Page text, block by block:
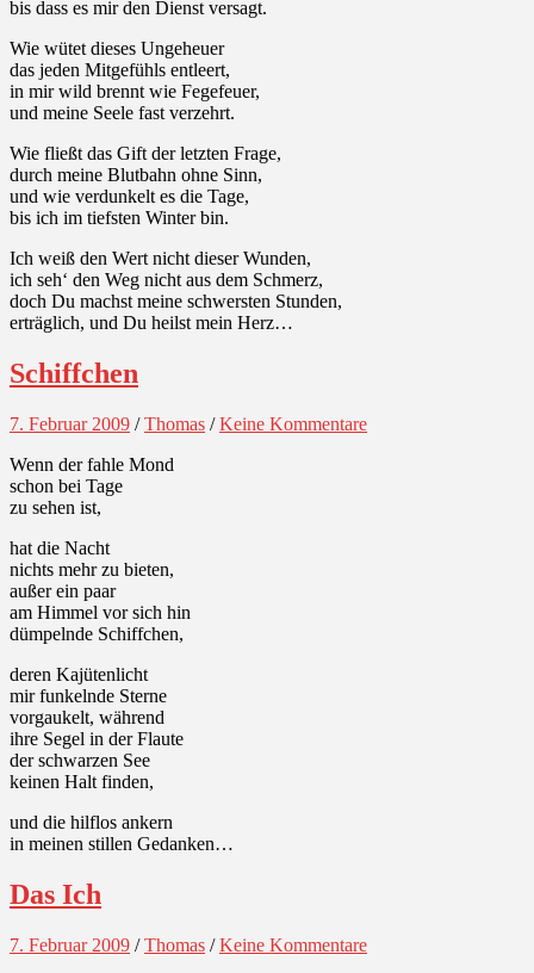
bis dass es mir den Dienst versagt.
Wie wütet dieses Ungeheuer
das jeden Mitgefühls entleert,
in mir wild brennt wie Fegefeuer,
und meine Seele fast verzehrt.
Wie fließt das Gift der letzten Frage,
durch meine Blutbahn ohne Sinn,
und wie verdunkelt es die Tage,
bis ich im tiefsten Winter bin.
Ich weiß den Wert nicht dieser Wunden,
ich seh‘ den Weg nicht aus dem Schmerz,
doch Du machst meine schwersten Stunden,
erträglich, und Du heilst mein Herz…
Schiffchen
7. Februar 2009 /Thomas /Keine Kommentare
Wenn der fahle Mond
schon bei Tage
zu sehen ist,
hat die Nacht
nichts mehr zu bieten,
außer ein paar
am Himmel vor sich hin
dümpelnde Schiffchen,
deren Kajütenlicht
mir funkelnde Sterne
vorgaukelt, während
ihre Segel in der Flaute
der schwarzen See
keinen Halt finden,
und die hilflos ankern
in meinen stillen Gedanken…
Das Ich
7. Februar 2009 /Thomas /Keine Kommentare